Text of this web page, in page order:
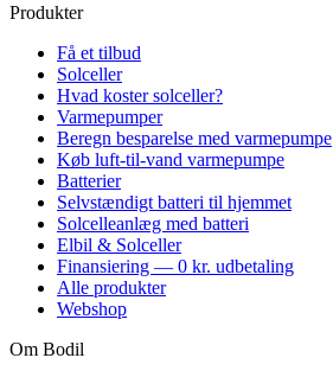
Produkter
Få et tilbud
Solceller
Hvad koster solceller?
Varmepumper
Beregn besparelse med varmepumpe
Køb luft-til-vand varmepumpe
Batterier
Selvstændigt batteri til hjemmet
Solcelleanlæg med batteri
Elbil & Solceller
Finansiering — 0 kr. udbetaling
Alle produkter
Webshop
Om Bodil